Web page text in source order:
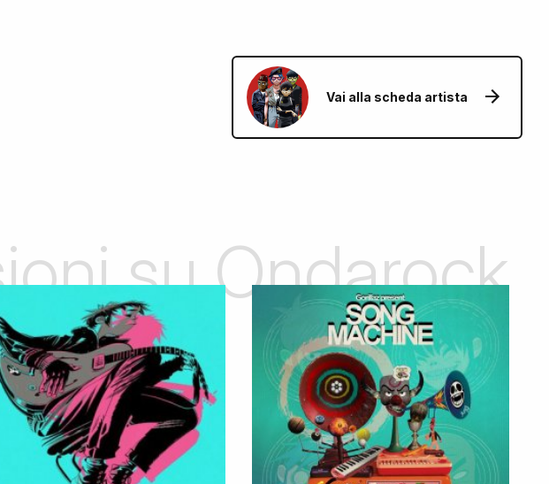
Vai alla scheda artista
su Ondarock